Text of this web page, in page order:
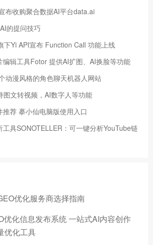
布收购聚合数据AI平台data.ai
的提问技巧
下Yi API宣布 Function Call 功能上线
编辑工具Fotor 提供AI扩图、AI换脸等功能
动漫风格的角色聊天机器人网站
图文转视频，AI数字人等功能
推荐 摹小仙电脑版使用入口
工具SONOTELLER：可一键分析YouTube链
优化服务商选择指南
优化信息发布系统 一站式AI内容创作
优化工具